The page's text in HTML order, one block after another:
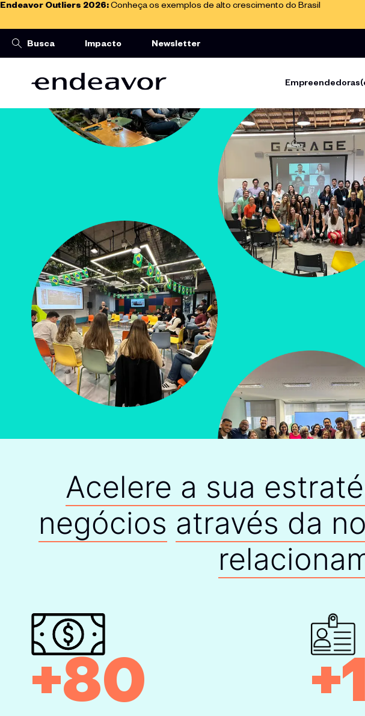
Endeavor Outliers 2026:Conheça os exemplos de alto crescimento do Brasil
Impacto Newsletter
Acelere a sua
negócios através da
+80 +